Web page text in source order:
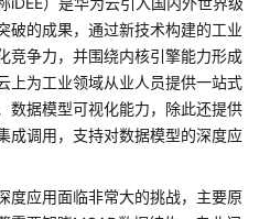
破的成果，通过新技术构建的工业
竞争力，并围绕内核引擎能力形成
上为工业领域从业人员提供一站式
数据模型可视化能力，除此还提供
成调用，支持对数据模型的深度应
度应用面临非常大的挑战，主要原